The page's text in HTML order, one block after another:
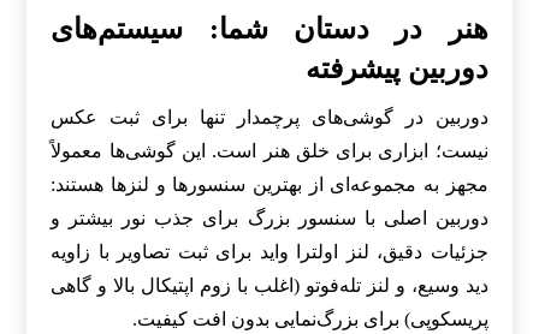
هنر در دستان شما: سیستم‌های
دوربین پیشرفته
دوربین در گوشی‌های پرچمدار تنها برای ثبت عکس
نیست؛ ابزاری برای خلق هنر است. این گوشی‌ها معمولاً
مجهز به مجموعه‌ای از بهترین سنسورها و لنزها هستند:
دوربین اصلی با سنسور بزرگ برای جذب نور بیشتر و
جزئیات دقیق، لنز اولترا واید برای ثبت تصاویر با زاویه
دید وسیع، و لنز تله‌فوتو (اغلب با زوم اپتیکال بالا و گاهی
پریسکوپی) برای بزرگ‌نمایی بدون افت کیفیت.